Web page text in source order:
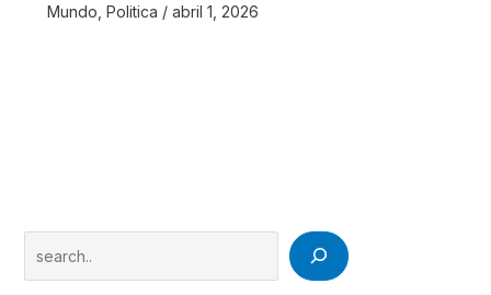
Mundo Politica / abril 1, 2026